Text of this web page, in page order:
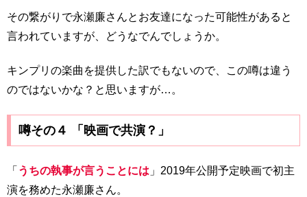
その繋がりで永瀬廉さんとお友達になった可能性があると
言われていますが、どうなでんでしょうか。
キンプリの楽曲を提供した訳でもないので、この噂は違う
のではないかな？と思いますが…。
噂その４ 「映画で共演？」
「 うちの執事が言うことには 」2019年公開予定映画で初主
演を務めた永瀬廉さん。